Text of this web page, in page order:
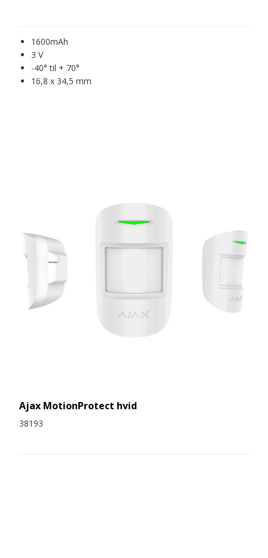
1600mAh
3 V
-40° til + 70°
16,8 x 34,5 mm
Ajax MotionProtect hvid
38193